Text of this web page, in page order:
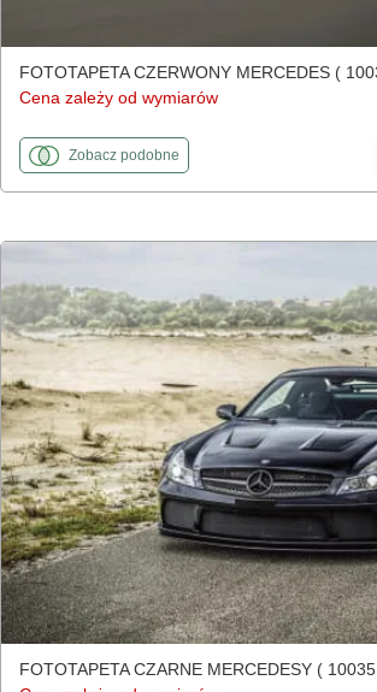
FOTOTAPETA CZERWONY MERCEDES (
Cena zależy od wymiarów
Zobaczfototapety
podobnedo Czerwony mercedes
FOTOTAPETA CZARNE MERCEDESY (